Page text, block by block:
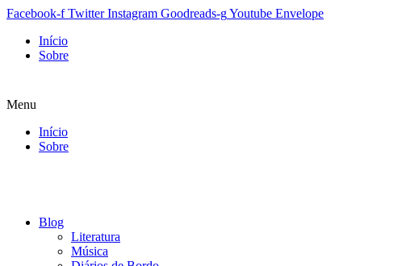
Facebook-f Twitter Instagram Goodreads-gYoutube Envelope
Início
Sobre
Menu
Início
Sobre
Blog
Literatura
Música